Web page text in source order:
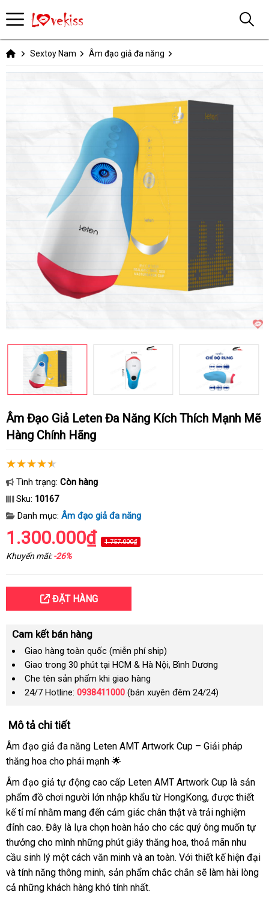
Sextoy Nam Âm đạo giả đa năng
Âm Đạo Giả Leten Đa Năng Kích Thích Mạnh Mẽ
Hàng Chính Hãng
Tình trạng: Còn hàng
Sku: 10167
Danh mục: Âm đạo giả đa năng
1.300.000₫ 1.757.000₫
Khuyến mãi:-26%
ĐẶT HÀNG
Cam kết bán hàng
Giao hàng toàn quốc (miễn phí ship)
Giao trong 30 phút tại HCM & Hà Nội, Bình Dương
Che tên sản phẩm khi giao hàng
24/7 Hotline: 0938411000 (bán xuyên đêm 24/24)
Mô tả chi tiết
Âm đạo giả đa năng Leten AMT Artwork Cup – Giải pháp
thăng hoa cho phái mạnh 🌟
Âm đạo giả tự động cao cấp Leten AMT Artwork Cup là sản
phẩm đồ chơi người lớn nhập khẩu từ HongKong, được thiết
kế tỉ mỉ nhằm mang đến cảm giác chân thật và trải nghiệm
đỉnh cao. Đây là lựa chọn hoàn hảo cho các quý ông muốn tự
thưởng cho mình những phút giây thăng hoa, thoả mãn nhu
cầu sinh lý một cách văn minh và an toàn. Với thiết kế hiện đại
và tính năng thông minh, sản phẩm chắc chắn sẽ làm hài lòng
cả những khách hàng khó tính nhất.